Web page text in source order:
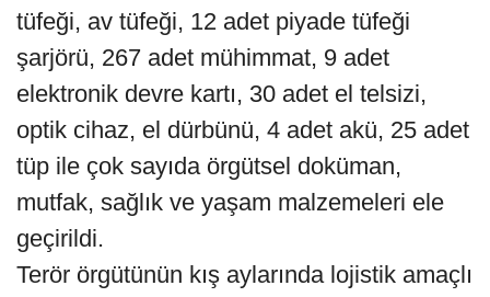
tüfeği, av tüfeği, 12 adet piyade tüfeği
şarjörü, 267 adet mühimmat, 9 adet
elektronik devre kartı, 30 adet el telsizi,
optik cihaz, el dürbünü, 4 adet akü, 25 adet
tüp ile çok sayıda örgütsel doküman,
mutfak, sağlık ve yaşam malzemeleri ele
geçirildi.
Terör örgütünün kış aylarında lojistik amaçlı